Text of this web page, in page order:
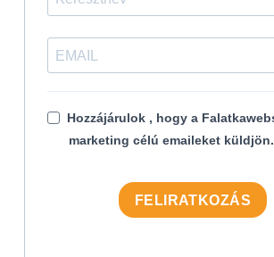
Hozzájárulok , hogy a
marketing célú emaileket küldjön.
FELIRATKOZÁS